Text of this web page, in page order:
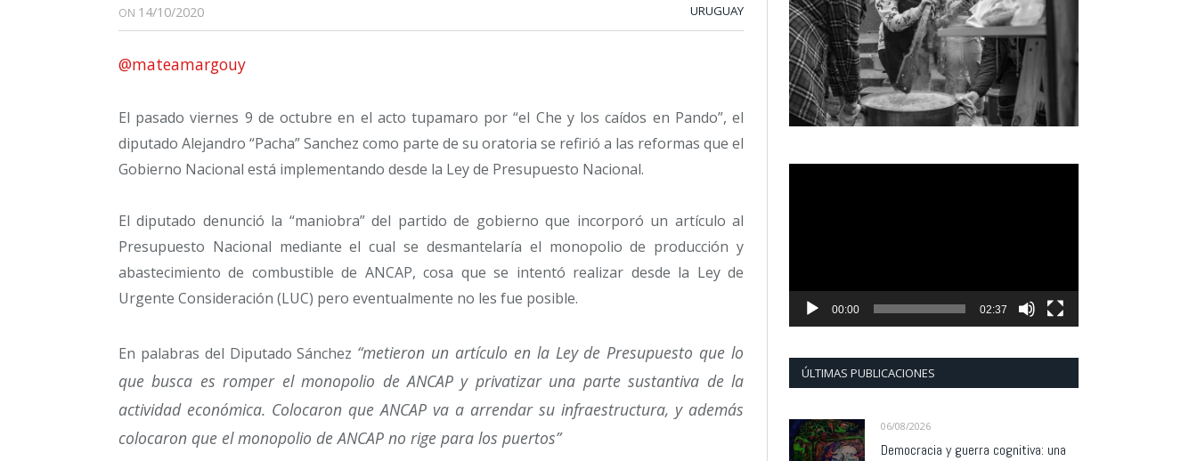
ON 14/10/2020 URUGUAY
@mateamargouy
El pasado viernes 9 de octubre en el acto tupamaro por “el Che y los caídos en Pando”, el
diputado Alejandro “Pacha” Sanchez como parte de su oratoria se refirió a las reformas que el
Gobierno Nacional está implementando desde la Ley de Presupuesto Nacional.
El diputado denunció la “maniobra” del partido de gobierno que incorporó un artículo al
Presupuesto Nacional mediante el cual se desmantelaría el monopolio de producción y
abastecimiento de combustible de ANCAP, cosa que se intentó realizar desde la Ley de
Urgente Consideración (LUC) pero eventualmente no les fue posible.
En palabras del Diputado Sánchez “metieron un artículo en la Ley de Presupuesto que lo
que busca es romper el monopolio de ANCAP y privatizar una parte sustantiva de la
actividad económica. Colocaron que ANCAP va a arrendar su infraestructura, y además
colocaron que el monopolio de ANCAP no rige para los puertos”
00:00 02:37
ÚLTIMAS PUBLICACIONES
06/08/2026
Democracia y guerra cognitiva: una